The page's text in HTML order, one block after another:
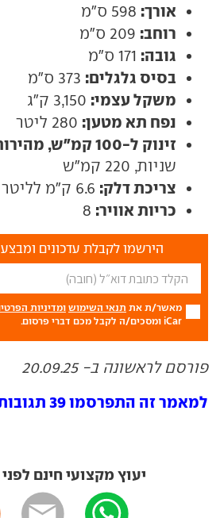
אורך:
רוחב:
גובה:
בסיס גלגלים:
משקל עצמי:
נפח תא מטען:
זינוק ל-100 קמ"ש, מהירות מרבית:
שניות, 220 קמ"ש
צריכת דלק:
כריות אוויר:
הירשמו לקבלת עדכונים
מאשר/ת את תנאי השימוש ומדיניות
iCar ומסכים/ה לקבל מכם דברי פרסום.
פורסם לראשונה ב- 20.09.25
למאמר זה התפרסמו 39 תגובות
יעוץ מקצועי חינם